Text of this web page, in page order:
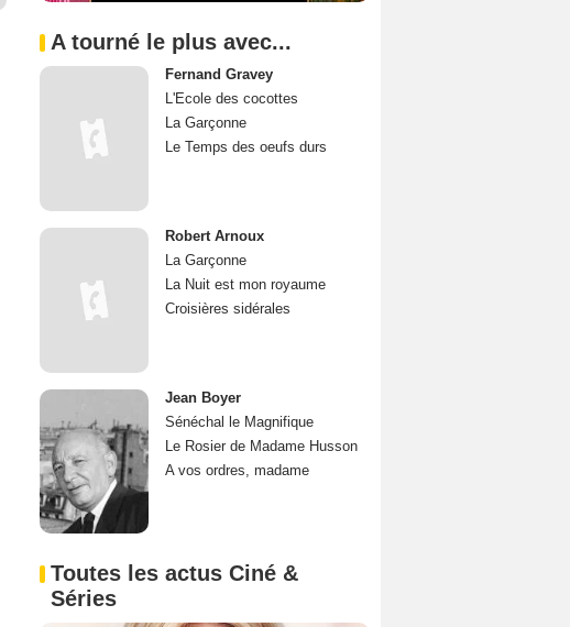
A tourné le plus avec...
Fernand Gravey
L'Ecole des cocottes
La Garçonne
Le Temps des oeufs durs
Robert Arnoux
La Garçonne
La Nuit est mon royaume
Croisières sidérales
Jean Boyer
Sénéchal le Magnifique
Le Rosier de Madame Husson
A vos ordres, madame
Toutes les actus Ciné &
Séries